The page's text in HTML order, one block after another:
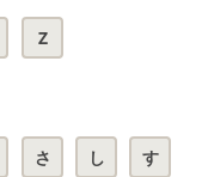
Z
さ し す